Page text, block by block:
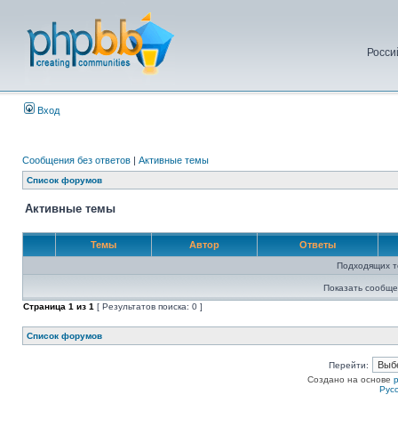
Вход
Сообщения без ответов | Активные темы
Список форумов
Активные темы
Темы Автор Ответы
Подходящих
Показать
Страница 1 из 1 [ Результатов поиска: 0 ]
Список форумов
Перейти:
Создано на основе